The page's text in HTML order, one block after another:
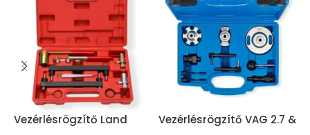
Vezérlésrögzítő Land
Vezérlésrögzítő VAG 2.7 &